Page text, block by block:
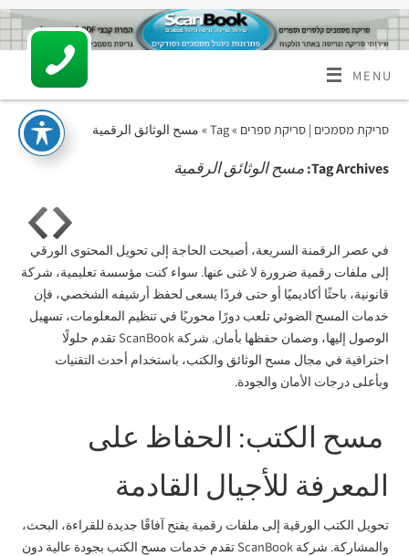
MENU
סריקת מסמכים | סריקת ספרים » Tag » مسح الوثائق الرقمية
Tag Archives: مسح الوثائق الرقمية
في عصر الرقمنة السريعة، أصبحت الحاجة إلى تحويل المحتوى الورقي
إلى ملفات رقمية ضرورة لا غنى عنها. سواء كنت مؤسسة تعليمية، شركة
قانونية، باحثًا أكاديميًا أو حتى فردًا يسعى لحفظ أرشيفه الشخصي، فإن
خدمات المسح الضوئي تلعب دورًا محوريًا في تنظيم المعلومات، تسهيل
الوصول إليها، وضمان حفظها بأمان. شركة ScanBook تقدم حلولًا
احترافية في مجال مسح الوثائق والكتب، باستخدام أحدث التقنيات
وبأعلى درجات الأمان والجودة.
مسح الكتب: الحفاظ على
المعرفة للأجيال القادمة
تحويل الكتب الورقية إلى ملفات رقمية يفتح آفاقًا جديدة للقراءة، البحث،
والمشاركة. شركة ScanBook تقدم خدمات مسح الكتب بجودة عالية دون